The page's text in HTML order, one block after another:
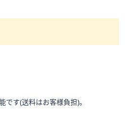
す(送料はお客様負担)。